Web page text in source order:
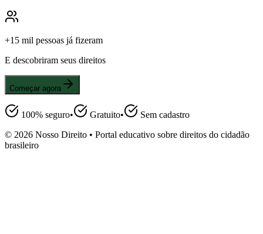
+15 mil pessoas já fizeram
E descobriram seus direitos
Começar agora
100% seguro• Gratuito•
Sem cadastro
© 2026 Nosso Direito • Portal educativo sobre direitos do cidadão
brasileiro